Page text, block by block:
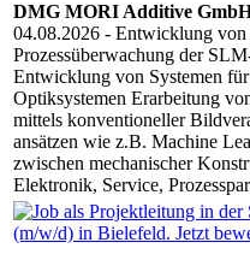
DMG MORI Additive
04.08.2026 - Entwicklung von
Prozessüberwachung der
Entwicklung von Systemen
Optiksystemen Erarbeitung
mittels konventioneller
ansätzen wie z.B. Machine
zwischen mechanischer
Elektronik, Service,